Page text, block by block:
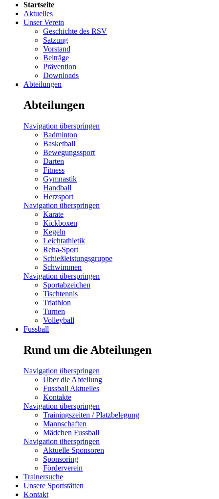
Startseite
Aktuelles
Unser Verein
Geschichte des RSV
Satzung
Vorstand
Beiträge
Prävention
Downloads
Abteilungen
Abteilungen
Navigation überspringen
Badminton
Basketball
Bewegungssport
Darten
Fitness
Gymnastik
Handball
Herzsport
Navigation überspringen
Karate
Kickboxen
Kegeln
Leichtathletik
Reha-Sport
Schießleistungsgruppe
Schwimmen
Navigation überspringen
Sportabzeichen
Tischtennis
Triathlon
Turnen
Volleyball
Fussball
Rund um die Abteilungen
Navigation überspringen
Über die Abteilung
Fussball Aktuelles
Kontakte
Navigation überspringen
Trainingszeiten / Platzbelegung
Mannschaften
Mädchen Fussball
Navigation überspringen
Aktuelle Sponsoren
Sponsoring
Förderverein
Trainersuche
Unsere Sportstätten
Kontakt